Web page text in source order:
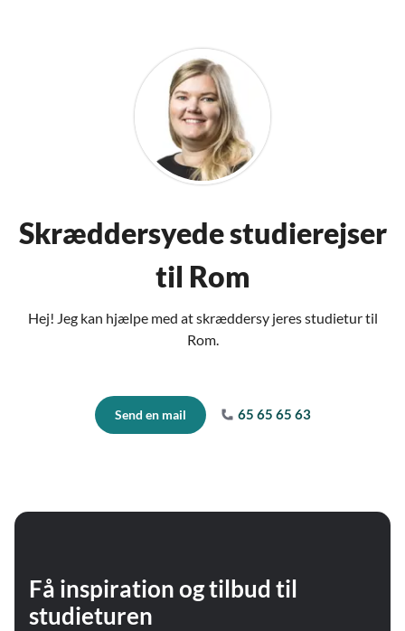
Skræddersyede studierejser
til Rom
Hej! Jeg kan hjælpe med at skræddersy jeres studietur til
Rom.
Send en mail 65 65 65 63
Få inspiration og tilbud til
studieturen